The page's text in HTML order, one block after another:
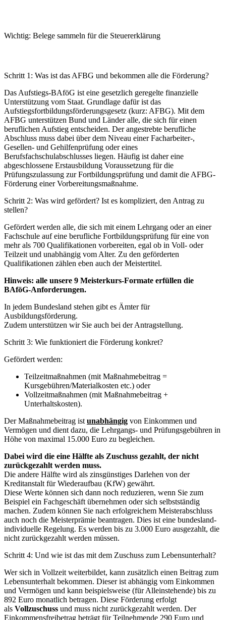
Wichtig: Belege sammeln für die Steuererklärung
Schritt 1: Was ist das AFBG und bekommen alle die Förderung?
Das Aufstiegs-BAföG ist eine gesetzlich geregelte finanzielle
Unterstützung vom Staat. Grundlage dafür ist das
Aufstiegsfortbildungsförderungsgesetz (kurz: AFBG). Mit dem
AFBG unterstützen Bund und Länder alle, die sich für einen
beruflichen Aufstieg entscheiden. Der angestrebte berufliche
Abschluss muss dabei über dem Niveau einer Facharbeiter-,
Gesellen- und Gehilfenprüfung oder eines
Berufsfachschulabschlusses liegen. Häufig ist daher eine
abgeschlossene Erstausbildung Voraussetzung für die
Prüfungszulassung zur Fortbildungsprüfung und damit die AFBG-
Förderung einer Vorbereitungsmaßnahme.
Schritt 2: Was wird gefördert? Ist es kompliziert, den Antrag zu
stellen?
Gefördert werden alle, die sich mit einem Lehrgang oder an einer
Fachschule auf eine berufliche Fortbildungsprüfung für eine von
mehr als 700 Qualifikationen vorbereiten, egal ob in Voll- oder
Teilzeit und unabhängig vom Alter. Zu den geförderten
Qualifikationen zählen eben auch der Meistertitel.
Hinweis: alle unsere 9 Meisterkurs-Formate erfüllen die
BAföG-Anforderungen.
In jedem Bundesland stehen gibt es Ämter für
Ausbildungsförderung.
Zudem unterstützen wir Sie auch bei der Antragstellung.
Schritt 3: Wie funktioniert die Förderung konkret?
Gefördert werden:
Teilzeitmaßnahmen (mit Maßnahmebeitrag =
Kursgebühren/Materialkosten etc.) oder
Vollzeitmaßnahmen (mit Maßnahmebeitrag +
Unterhaltskosten).
Der Maßnahmebeitrag ist unabhängig von Einkommen und
Vermögen und dient dazu, die Lehrgangs- und Prüfungsgebühren in
Höhe von maximal 15.000 Euro zu begleichen.
Dabei wird die eine Hälfte als Zuschuss gezahlt, der nicht
zurückgezahlt werden muss.
Die andere Hälfte wird als zinsgünstiges Darlehen von der
Kreditanstalt für Wiederaufbau (KfW) gewährt.
Diese Werte können sich dann noch reduzieren, wenn Sie zum
Beispiel ein Fachgeschäft übernehmen oder sich selbstständig
machen. Zudem können Sie nach erfolgreichem Meisterabschluss
auch noch die Meisterprämie beantragen. Dies ist eine bundesland-
individuelle Regelung. Es werden bis zu 3.000 Euro ausgezahlt, die
nicht zurückgezahlt werden müssen.
Schritt 4: Und wie ist das mit dem Zuschuss zum Lebensunterhalt?
Wer sich in Vollzeit weiterbildet, kann zusätzlich einen Beitrag zum
Lebensunterhalt bekommen. Dieser ist abhängig vom Einkommen
und Vermögen und kann beispielsweise (für Alleinstehende) bis zu
892 Euro monatlich betragen. Diese Förderung erfolgt
als Vollzuschuss und muss nicht zurückgezahlt werden. Der
Einkommensfreibetrag beträgt für Teilnehmende 290 Euro und